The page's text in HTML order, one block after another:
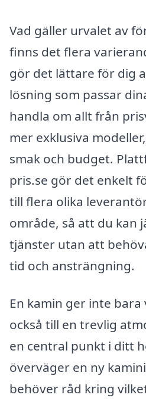
Vad gäller urvalet av
finns det flera
gör det lättare för dig
lösning som passar
handla om allt från
mer exklusiva
smak och budget.
pris.se gör det enkelt
till flera olika
område, så att du kan
tjänster utan att
tid och ansträngning.
En kamin ger inte
också till en trevlig
en central punkt i ditt
överväger en ny
behöver råd kring